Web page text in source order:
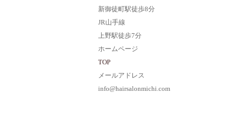
新御徒町駅徒歩8分
JR山手線
上野駅徒歩7分
ホームページ
TOP
メールアドレス
info@hairsalonmichi.com